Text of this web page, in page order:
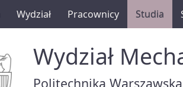
Wydział Pracownicy Studia
Wydział
Politechnika Warszawska